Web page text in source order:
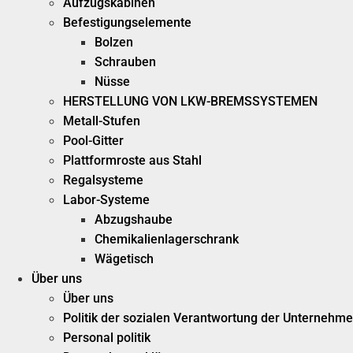
Befestigungselemente
Bolzen
Schrauben
Nüsse
HERSTELLUNG VON LKW-BREMSSYSTEMEN
Metall-Stufen
Pool-Gitter
Plattformroste aus Stahl
Regalsysteme
Labor-Systeme
Abzugshaube
Chemikalienlagerschrank
Wägetisch
Über uns
Über uns
Politik der sozialen Verantwortung der
Personal politik